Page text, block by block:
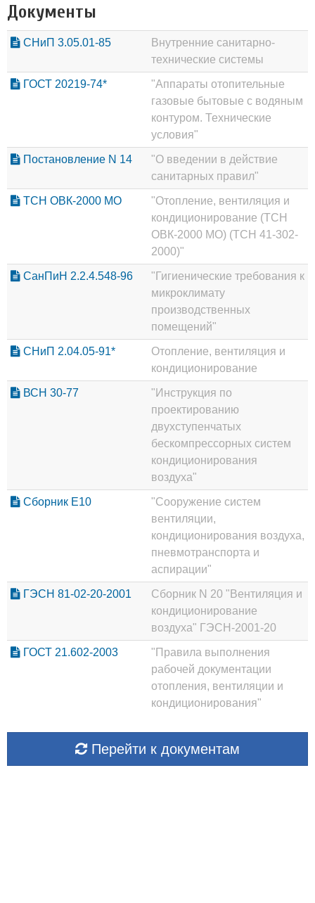
Документы
СНиП 3.05.01-85
Внутренние санитарно-
технические системы
ГОСТ 20219-74*
"Аппараты отопительные
газовые бытовые с водяным
контуром. Технические
условия"
Постановление N 14
"О введении в действие
санитарных правил"
ТСН ОВК-2000 МО
"Отопление, вентиляция и
кондиционирование (ТСН
ОВК-2000 МО) (ТСН 41-302-
2000)"
СанПиН 2.2.4.548-96
"Гигиенические требования к
микроклимату
производственных
помещений"
СНиП 2.04.05-91*
Отопление, вентиляция и
кондиционирование
ВСН 30-77
"Инструкция по
проектированию
двухступенчатых
бескомпрессорных систем
кондиционирования
воздуха"
Сборник Е10
"Сооружение систем
вентиляции,
кондиционирования воздуха,
пневмотранспорта и
аспирации"
ГЭСН 81-02-20-2001
Сборник N 20 "Вентиляция и
кондиционирование
воздуха" ГЭСН-2001-20
ГОСТ 21.602-2003
"Правила выполнения
рабочей документации
отопления, вентиляции и
кондиционирования"
Перейти к документам